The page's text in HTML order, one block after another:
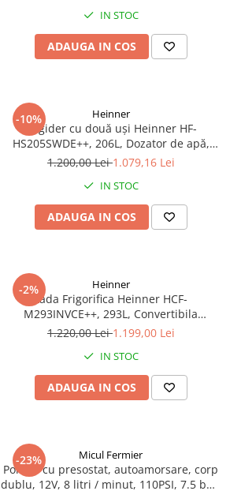
IN STOC
ADAUGA IN COS
-10% Heinner
Frigider cu două uși Heinner HF-
HS205SWDE++, 206L, Dozator de apă,
Clasa E, Argintiu
1.200,00 Lei1.079,16 Lei
IN STOC
ADAUGA IN COS
-2% Heinner
Lada Frigorifica Heinner HCF-
M293INVCE++, 293L, Convertibila
Frigider/Congelator, Compresor Inverter,
Alb
1.220,00 Lei1.199,00 Lei
IN STOC
ADAUGA IN COS
-23% Micul Fermier
Pompa cu presostat, autoamorsare, corp
dublu, 12V, 8 litri / minut, 110PSI, 7.5 bari